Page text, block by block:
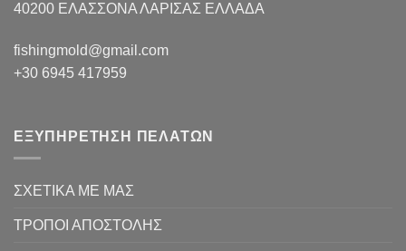
40200 ΕΛΑΣΣΟΝΑ ΛΑΡΙΣΑΣ EΛΛΑΔΑ
fishingmold@gmail.com
+30 6945 417959
ΕΞΥΠΗΡΕΤΗΣΗ ΠΕΛΑΤΩΝ
ΣΧΕΤΙΚΑ ΜΕ ΜΑΣ
ΤΡΟΠΟΙ ΑΠΟΣΤΟΛΗΣ